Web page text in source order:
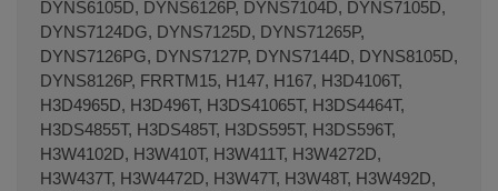
DYNS6105D, DYNS6126P, DYNS7104D, DYNS7105D,
DYNS7124DG, DYNS7125D, DYNS71265P,
DYNS7126PG, DYNS7127P, DYNS7144D, DYNS8105D,
DYNS8126P, FRRTM15, H147, H167, H3D4106T,
H3D4965D, H3D496T, H3DS41065T, H3DS4464T,
H3DS4855T, H3DS485T, H3DS595T, H3DS596T,
H3W4102D, H3W410T, H3W411T, H3W4272D,
H3W437T, H3W4472D, H3W47T, H3W48T, H3W492D,